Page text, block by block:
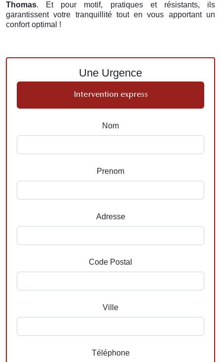
Thomas. Et pour motif, pratiques et résistants, ils
garantissent votre tranquillité tout en vous apportant un
confort optimal !
Une Urgence
Intervention express
Nom
Prenom
Adresse
Code Postal
Ville
Téléphone